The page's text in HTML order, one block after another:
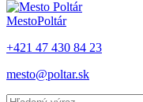
MestoPoltár
+421 47 430 84 23
mesto@poltar.sk